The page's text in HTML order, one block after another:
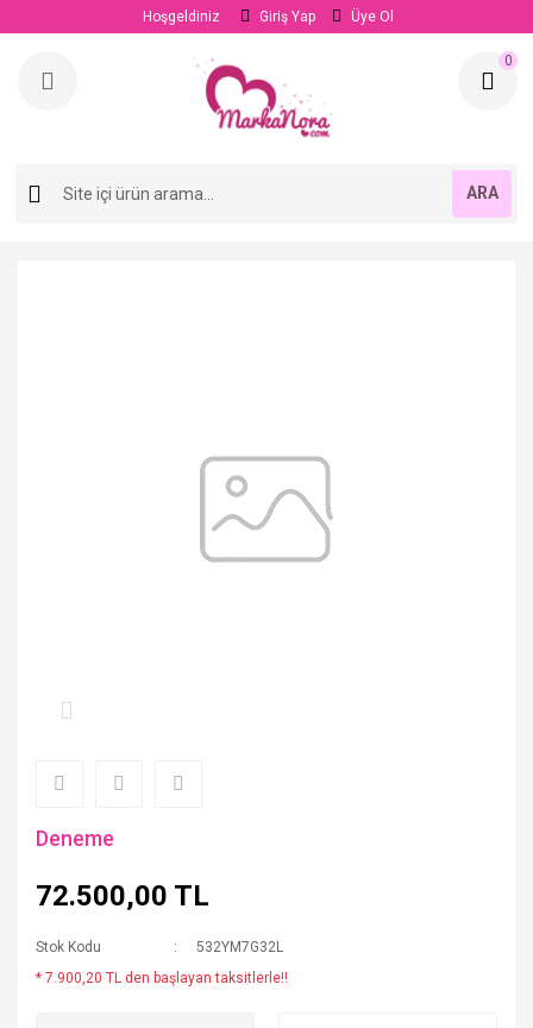
Hoşgeldiniz Giriş Yap Üye Ol
ARA
0
Deneme
72.500,00 TL
Stok Kodu
532YM7G32L
* 7.900,20 TL den başlayan taksitlerle!!